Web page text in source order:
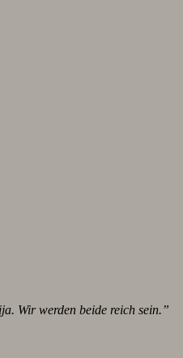
Wir werden beide reich sein.”